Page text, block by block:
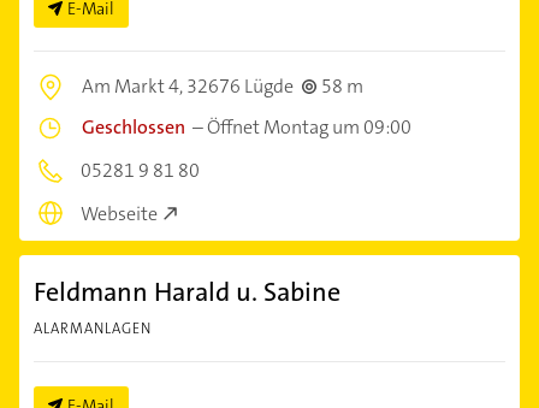
E-Mail
Am Markt 4,32676 Lügde
58 m
Geschlossen –Öffnet Montag um 09:00
05281 9 81 80
Webseite
Feldmann Harald u. Sabine
ALARMANLAGEN